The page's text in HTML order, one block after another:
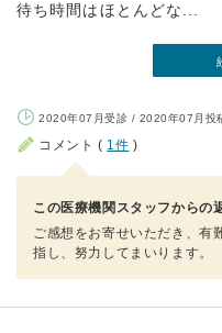
待ち時間はほとんどな...
2020年07月受診 / 2020年07月投
コメント ( 1件 )
この医療機関スタッフからの
ご感想をお寄せいただき、有
指し、努力してまいります。